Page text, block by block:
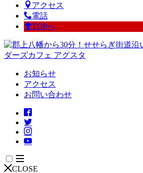
アクセス
電話
TOPへ
お知らせ
アクセス
お問い合わせ
CLOSE